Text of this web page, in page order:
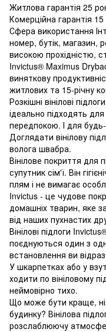
Житлова гарантія 25
Комерційна гарантія 15
Сфера використання
номер, бутік, магазин,
високою прохідністю,
Invictus® Maximus
виняткову
житлових та 15-річну
Розкішні вінілові
ідеально підходять
передпокою. І для будь-
Доглядати вінілову
волога швабра.
Вінілове покриття
супутник сім'ї. Він
плям і не вимагає
Invictus - це чудове
домашніх тварин, яке
від наших пухнастих
Вінілові підлоги
поєднуються один з
встановлення ви
У шкарпетках або у
ходити по вініловому
неймовірно тихо.
Що може бути краще,
будинку? Вінілова
розслаблюючу